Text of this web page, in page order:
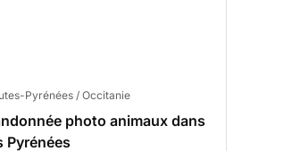
Pyrénées / Occitanie
photo animaux dans
Pyrénées